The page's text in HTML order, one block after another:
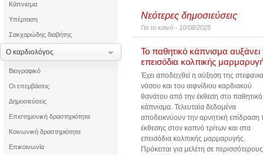
Κάπνισμα
Υπέρταση
Σακχαρώδης διαβήτης
Ο καρδιολόγος
Βιογραφικό
Οι επεμβάσεις
Δημοσιεύσεις
Επιστημονική δραστηριότητα
Κοινωνική δραστηριότητα
Επικοινωνία
Νεότερες δημοσιεύσεις
Για το κοινό - 10/08/2025
Το παθητικό κάπνισμα αυξάνει
επεισόδια κολπικής
Έχει αποδειχθεί η αύξηση της
νόσου και του αιφνίδιου καρδιακού
θανάτου από την έκθεση στο παθητικό
κάπνισμα. Τελευταία δεδομένα
αποδεικνύουν την αρνητική επίδραση
έκθεσης στον καπνό τρίτων και στα
επεισόδια κολπικής μαρμαρυγής.
Πρόκειται για μελέτη σε περισσότερους